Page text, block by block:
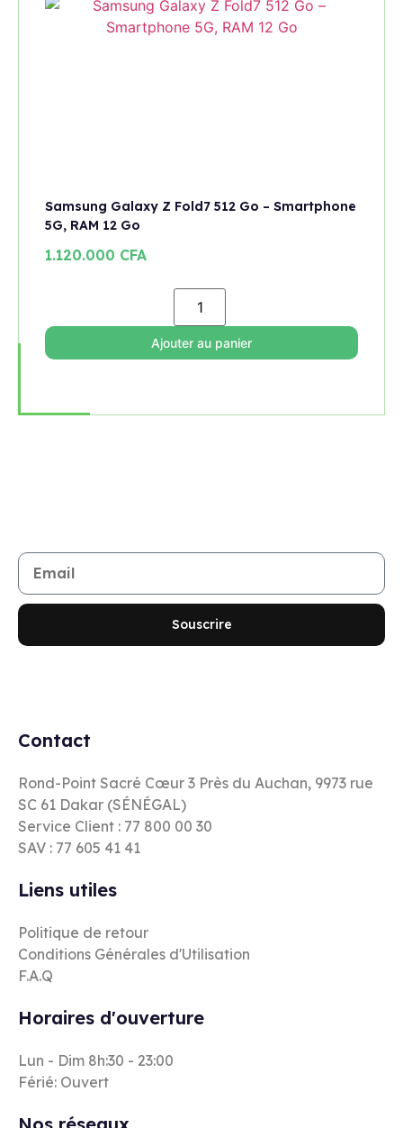
Samsung Galaxy Z Fold7 512 Go – Smartphone
5G, RAM 12 Go
1.120.000 CFA
Ajouter au panier
Souscrire
Contact
Rond-Point Sacré Cœur 3 Près du Auchan, 9973 rue
SC 61 Dakar (SÉNÉGAL)
Service Client : 77 800 00 30
SAV : 77 605 41 41
Liens utiles
Politique de retour
Conditions Générales d'Utilisation
F.A.Q
Horaires d'ouverture
Lun - Dim 8h:30 - 23:00
Férié: Ouvert